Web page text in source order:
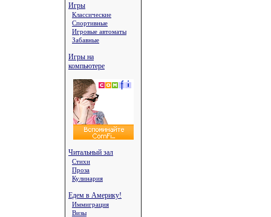
Игры
Классические
Спортивные
Игровые автоматы
Забавные
Игры на
компьютере
Читальный зал
Стихи
Проза
Кулинария
Едем в Америку!
Иммиграция
Визы